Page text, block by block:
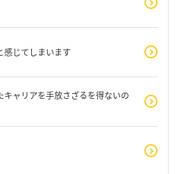
感じてしまいます
キャリアを手放さざるを得ないの